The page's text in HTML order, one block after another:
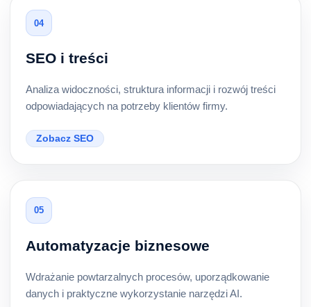
04
SEO i treści
Analiza widoczności, struktura informacji i rozwój treści
odpowiadających na potrzeby klientów firmy.
Zobacz SEO
05
Automatyzacje biznesowe
Wdrażanie powtarzalnych procesów, uporządkowanie
danych i praktyczne wykorzystanie narzędzi AI.